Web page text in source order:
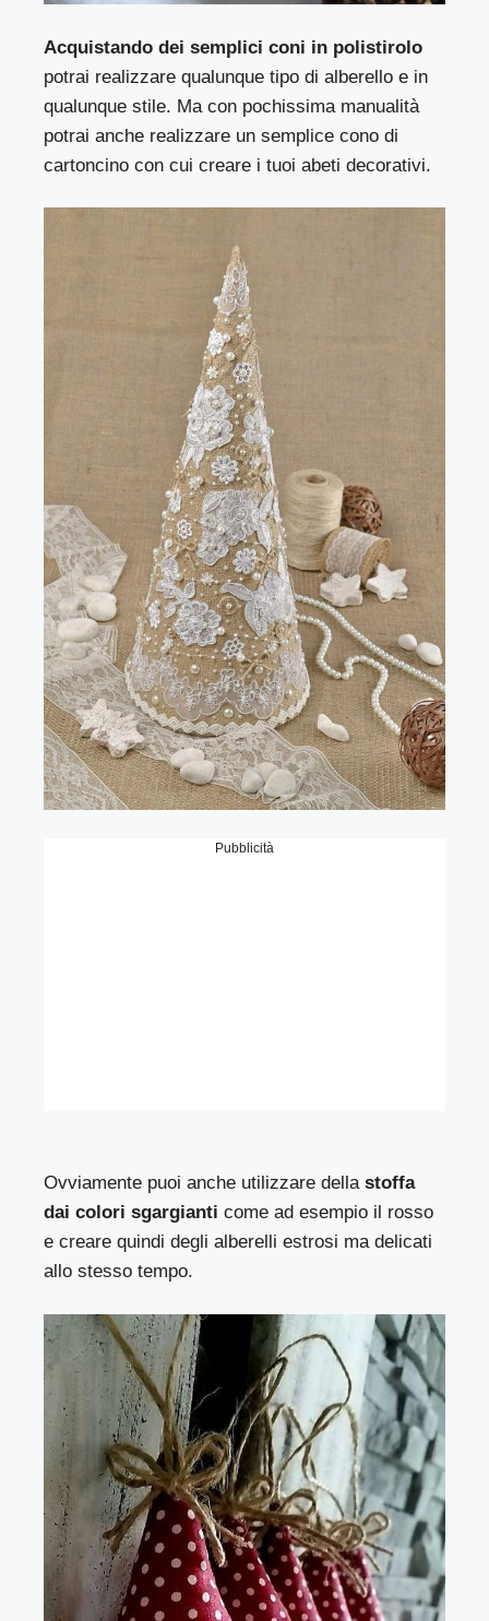
Acquistando dei semplici coni in polistirolo
potrai realizzare qualunque tipo di alberello e in
qualunque stile. Ma con pochissima manualità
potrai anche realizzare un semplice cono di
cartoncino con cui creare i tuoi abeti decorativi.
Pubblicità
Ovviamente puoi anche utilizzare dellastoffa
dai colori sgargianti come ad esempio il rosso
e creare quindi degli alberelli estrosi ma delicati
allo stesso tempo.